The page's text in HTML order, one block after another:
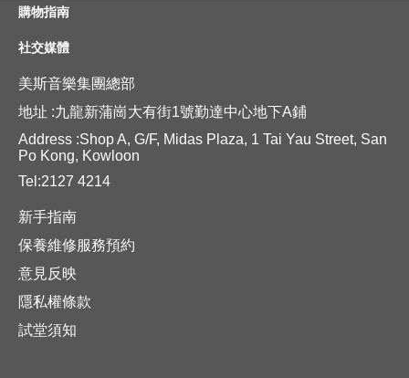
購物指南
社交媒體
美斯音樂集團總部
地址 :九龍新蒲崗大有街1號勤達中心地下A鋪
Address :Shop A, G/F, Midas Plaza, 1 Tai Yau Street, San
Po Kong, Kowloon
Tel:2127 4214
新手指南
保養維修服務預約
意見反映
隱私權條款
試堂須知